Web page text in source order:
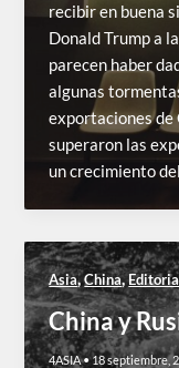
recibir en buena
Donald Trump a
parecen haber
algunas
exportaciones de
superaron las
un crecimiento del
Asia,China,
China y
4ASIA•18 septiembre,